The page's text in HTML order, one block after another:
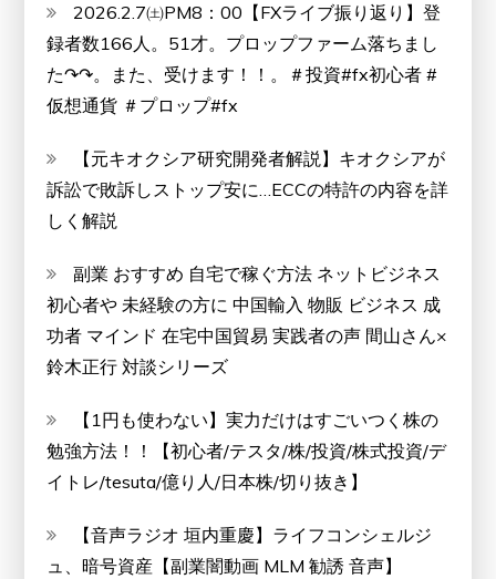
2026.2.7㈯PM8：00【FXライブ振り返り】登
録者数166人。51才。プロップファーム落ちまし
た↷↷。また、受けます！！。＃投資#fx初心者 #
仮想通貨 ＃プロップ#fx
【元キオクシア研究開発者解説】キオクシアが
訴訟で敗訴しストップ安に…ECCの特許の内容を詳
しく解説
副業 おすすめ 自宅で稼ぐ方法 ネットビジネス
初心者や 未経験の方に 中国輸入 物販 ビジネス 成
功者 マインド 在宅中国貿易 実践者の声 間山さん×
鈴木正行 対談シリーズ
【1円も使わない】実力だけはすごいつく株の
勉強方法！！【初心者/テスタ/株/投資/株式投資/デ
イトレ/tesuta/億り人/日本株/切り抜き】
【音声ラジオ 垣内重慶】ライフコンシェルジ
ュ、暗号資産【副業闇動画 MLM 勧誘 音声】